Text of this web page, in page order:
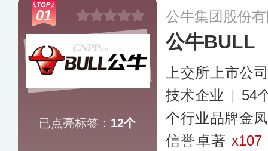
01
已点亮标签： 12个
公牛集团股份
公牛BULL
上交所上市公
技术企业 | 54
个行业品牌金
信誉卓著 x107